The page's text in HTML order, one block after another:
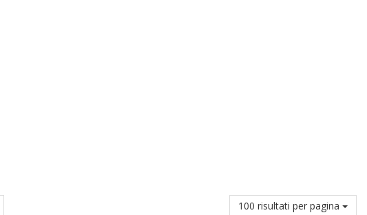
100 risultati per pagina